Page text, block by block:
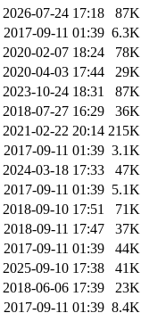
2026-07-24 17:18
87K
2017-09-11 01:39 6.3K
2020-02-07 18:24
78K
2020-04-03 17:44
29K
2023-10-24 18:31
87K
2018-07-27 16:29
36K
2021-02-22 20:14 215K
2017-09-11 01:39 3.1K
2024-03-18 17:33
47K
2017-09-11 01:39 5.1K
2018-09-10 17:51
71K
2018-09-11 17:47
37K
2017-09-11 01:39
44K
2025-09-10 17:38
41K
2018-06-06 17:39
23K
2017-09-11 01:39 8.4K